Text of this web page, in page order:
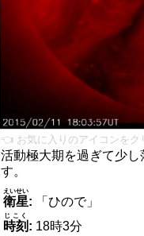
👈 お気に入りのアイコンをク
活動極大期を過ぎて少
す。
衛星
えいせい
:
「ひので」
時刻
じこく
: 18時3分